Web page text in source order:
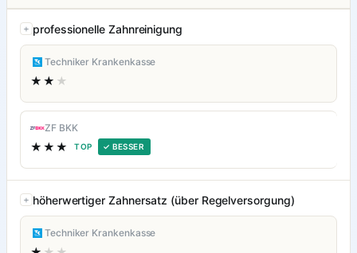
professionelle Zahnreinigung
Techniker Krankenkasse
★★ ★
ZF BKK
★★★ TOP ✓ BESSER
höherwertiger Zahnersatz (über Regelversorgung)
Techniker Krankenkasse